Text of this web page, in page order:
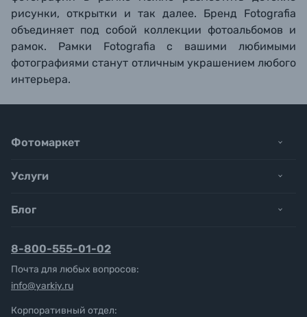
рисунки, открытки и так далее. Бренд Fotografia
объединяет под собой коллекции фотоальбомов и
рамок. Рамки Fotografia с вашими любимыми
фотографиями станут отличным украшением любого
интерьера.
Фотомаркет
Услуги
Блог
8-800-555-01-02
Почта для любых вопросов:
info@yarkiy.ru
Корпоративный отдел: